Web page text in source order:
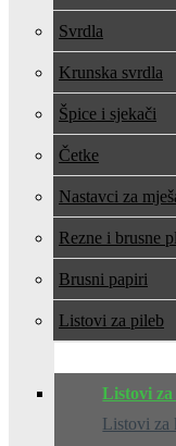
Svrdla
Krunska svrdla
Špice i sjekači
Četke
Nastavci za
Rezne i brusne
Brusni papiri
Listovi za pile
Listovi za
Listovi za